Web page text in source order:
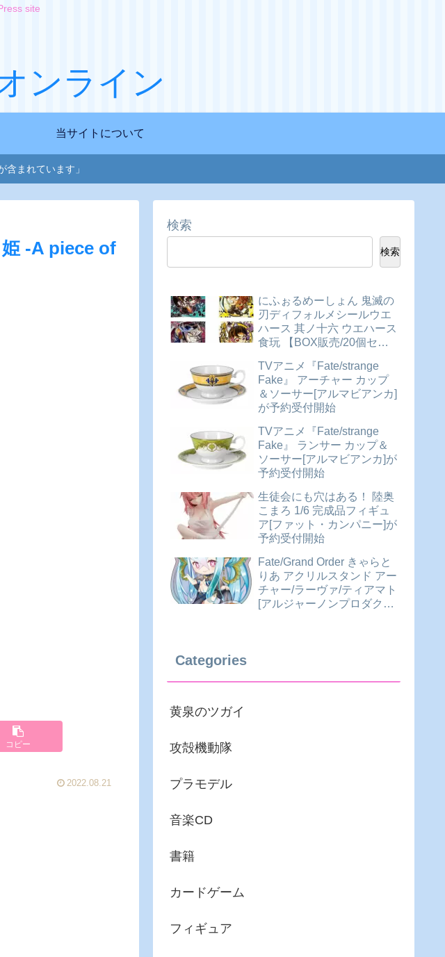
site
ンライン
当サイトについて
含まれています」
-A piece of
コピー
2022.08.21
検索
検索
にふぉるめーしょん 鬼滅の
刃ディフォルメシールウエ
ハース 其ノ十六 ウエハース
食玩 【BOX販売/20個セッ
TVアニメ『Fate/strange
Fake』 アーチャー カップ
＆ソーサー[アルマビアンカ]
が予約受付開始
TVアニメ『Fate/strange
Fake』 ランサー カップ＆
ソーサー[アルマビアンカ]が
予約受付開始
生徒会にも穴はある！ 陸奥
こまろ 1/6 完成品フィギュ
ア[ファット・カンパニー]が
予約受付開始
Fate/Grand Order きゃらと
りあ アクリルスタンド アー
チャー/ラーヴァ/ティアマト
[アルジャーノンプロダクト]
Categories
黄泉のツガイ
攻殻機動隊
プラモデル
音楽CD
書籍
カードゲーム
フィギュア